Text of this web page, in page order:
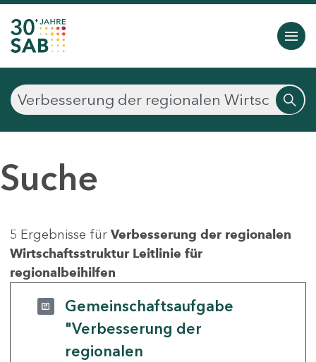
Suche
5 Ergebnisse für Verbesserung der regionalen
Wirtschaftsstruktur Leitlinie für
regionalbeihilfen
Gemeinschaftsaufgabe
"Verbesserung der
regionalen